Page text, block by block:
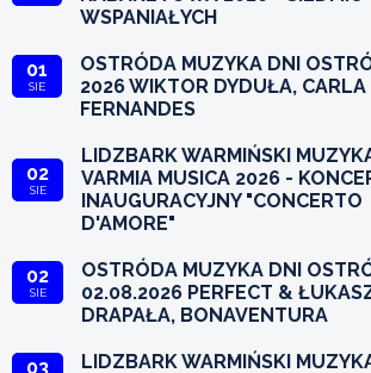
WSPANIAŁYCH
01
SIE
OSTRÓDA MUZYKA DNI
2026 WIKTOR DYDUŁA, CARLA
FERNANDES
02
SIE
LIDZBARK WARMIŃSKI
VARMIA MUSICA 2026 -
INAUGURACYJNY "CONCERTO
D'AMORE"
02
SIE
OSTRÓDA MUZYKA DNI
02.08.2026 PERFECT &
DRAPAŁA, BONAVENTURA
03
LIDZBARK WARMIŃSKI